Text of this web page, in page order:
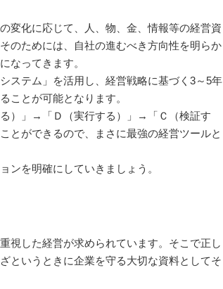
変化に応じて、人、物、金、情報等の経営資
のためには、自社の進むべき方向性を明らか
なってきます。
ステム」を活用し、経営戦略に基づく3～5年
ことが可能となります。
）」→「Ｄ（実行する）」→「Ｃ（検証す
とができるので、まさに最強の経営ツールと
ンを明確にしていきましょう。
視した経営が求められています。そこで正し
というときに企業を守る大切な資料としてそ